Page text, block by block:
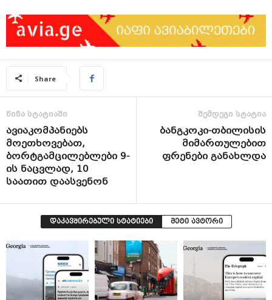
Share
წინა სტატიაში
ავიაკომპანიებს
მოეთხოვებათ,
ბორტგამცილებლები 9-
ის ნაცვლად, 10
საათით დაასვენონ
შემდეგი სტატია
ბანგკოკი-თბილისის
მიმართულებით
ფრენები განახლდა
დაკავშირებული სტატიები მეტი ავტორი